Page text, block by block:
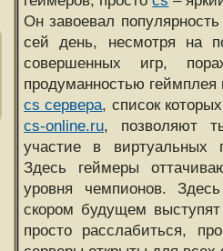
Он завоевал
сей день, несмотря на
совершенных игр,
продуманностью
cs сервера, список
cs-online.ru, позволяют
участие в виртуальных
Здесь геймеры
уровня чемпионов.
скором будущем
просто расслабиться,